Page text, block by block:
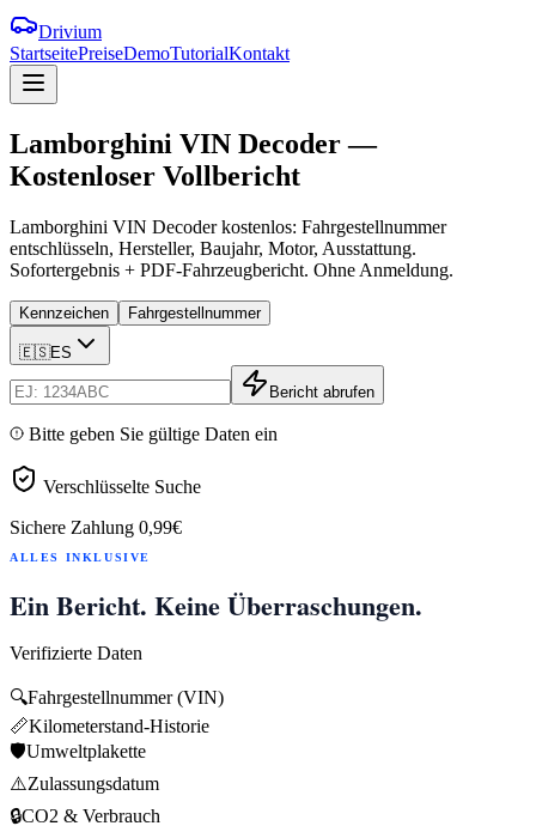
Drivium
StartseitePreiseDemoTutorialKontakt
Lamborghini VIN Decoder—
Kostenloser Vollbericht
Lamborghini VIN Decoder kostenlos: Fahrgestellnummer
entschlüsseln, Hersteller, Baujahr, Motor, Ausstattung.
Sofortergebnis + PDF-Fahrzeugbericht. Ohne Anmeldung.
Kennzeichen Fahrgestellnummer
🇪🇸ES
Bericht abrufen
Bitte geben Sie gültige Daten ein
Verschlüsselte Suche
Sichere Zahlung 0,99€
ALLES INKLUSIVE
Ein Bericht. Keine Überraschungen.
Verifizierte Daten
🔍Fahrgestellnummer (VIN)
📏Kilometerstand-Historie
🛡️Umweltplakette
⚠️Zulassungsdatum
🔒CO2 & Verbrauch